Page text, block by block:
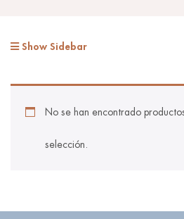
Show Sidebar
No se han encontrado
selección.